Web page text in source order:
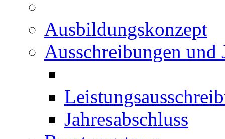
Ausbildungskonzept
Ausschreibungen und
Jahresabschluss